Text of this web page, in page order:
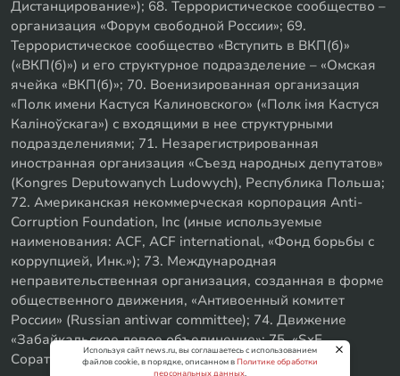
Дистанцирование»); 68. Террористическое сообщество –
организация «Форум свободной России»; 69.
Террористическое сообщество «Вступить в ВКП(б)»
(«ВКП(б)») и его структурное подразделение – «Омская
ячейка «ВКП(б)»; 70. Военизированная организация
«Полк имени Кастуся Калиновского» («Полк iмя Кастуся
Калiноўскага») с входящими в нее структурными
подразделениями; 71. Незарегистрированная
иностранная организация «Съезд народных депутатов»
(Kongres Deputowanych Ludowych), Республика Польша;
72. Американская некоммерческая корпорация Anti-
Corruption Foundation, Inc (иные используемые
наименования: ACF, ACF international, «Фонд борьбы с
коррупцией, Инк.»); 73. Международная
неправительственная организация, созданная в форме
общественного движения, «Антивоенный комитет
России» (Russian antiwar committee); 74. Движение
«Забайкальское левое объединение»; 75. «SxE
Соратники с Уфы»
Используя сайт news.ru, вы соглашаетесь с использованием
файлов cookie, в порядке, описанном вПолитике обработки
персональных данных.